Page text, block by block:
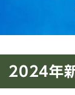
2024年